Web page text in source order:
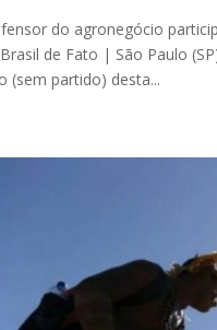
do agronegócio
de Fato | São Paulo
(sem partido) desta...